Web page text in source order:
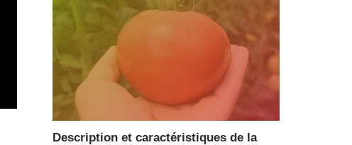
Description et caractéristiques de la